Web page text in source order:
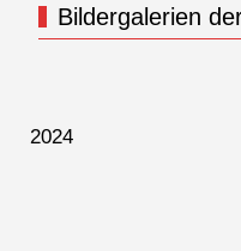
Bildergalerien
2024